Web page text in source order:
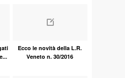
Ecco le novità della L.R.
Veneto n. 30/2016